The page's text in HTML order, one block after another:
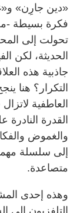
«دين جارِن»
فكرة بسيطة -
تحولت إلى
الحديثة، لكن
جاذبية هذه
التكرار؟ هنا
العاطفية
القدرة
والغموض
إلى سلسلة
متصاعدة.
وهذه إحدى
التلفزيون إلى